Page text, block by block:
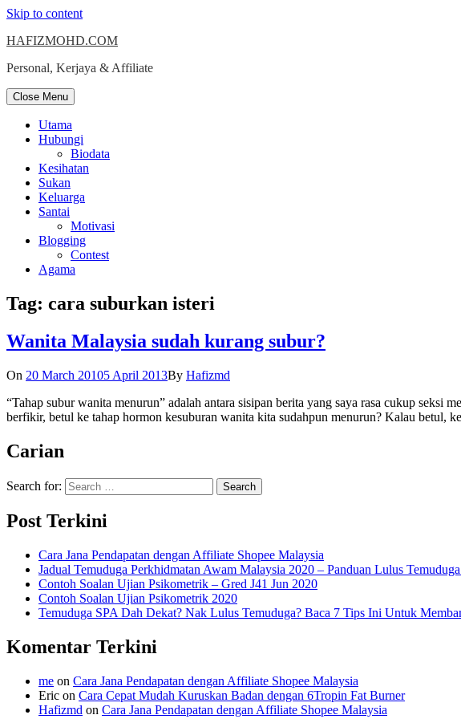
Skip to content
HAFIZMOHD.COM
Personal, Kerjaya & Affiliate
Close Menu
Utama
Hubungi
Biodata
Kesihatan
Sukan
Keluarga
Santai
Motivasi
Blogging
Contest
Agama
Tag: cara suburkan isteri
Wanita Malaysia sudah kurang subur?
On 20 March 20105 April 2013By Hafizmd
“Tahap subur wanita menurun” adalah antara sisipan berita yang saya rasa cukup seksi
berfikir, betul ke tahap hormon kesuburan wanita kita sudahpun menurun? Kalau betul,
Carian
Search for:
Post Terkini
Cara Jana Pendapatan dengan Affiliate Shopee Malaysia
Jadual Temuduga Perkhidmatan Awam Malaysia 2020 – Panduan Lulus
Contoh Soalan Ujian Psikometrik – Gred J41 Jun 2020
Contoh Soalan Ujian Psikometrik 2020
Temuduga SPA Dah Dekat? Nak Lulus Temuduga? Baca 7 Tips Ini Untuk
Komentar Terkini
me on Cara Jana Pendapatan dengan Affiliate Shopee Malaysia
Eric on Cara Cepat Mudah Kuruskan Badan dengan 6Tropin Fat Burner
Hafizmd on Cara Jana Pendapatan dengan Affiliate Shopee Malaysia